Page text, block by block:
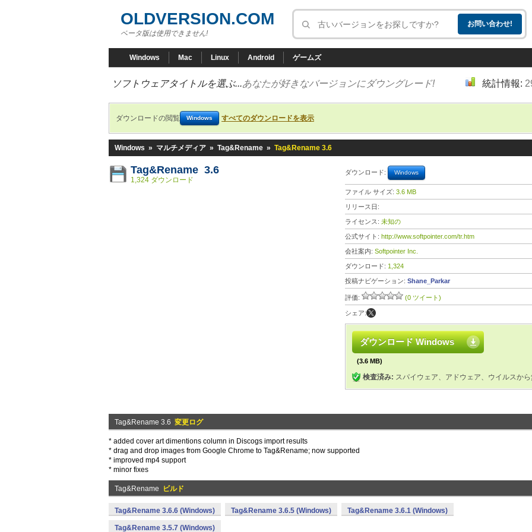
OLDVERSION.COM
ベータ版は使用できません!
Windows Mac Linux Android ゲームズ
ソフトウェアタイトルを選ぶ...あなたが好きなバージョンにダウングレード! 統計情報:
ダウンロードの閲覧 Windows すべてのダウンロードを表示
Windows » マルチメディア » Tag&Rename » Tag&Rename 3.6
Tag&Rename 3.6
1,324 ダウンロード
ダウンロード: Windows
ファイル サイズ: 3.6 MB
リリース日:
ライセンス: 未知の
公式サイト: http://www.softpointer.com/tr.htm
会社案内: Softpointer Inc.
ダウンロード: 1,324
投稿ナビゲーション: Shane_Parkar
評価: (0 ツイート)
シェア:
ダウンロード Windows
(3.6 MB)
検査済み: スパイウェア、アドウェア、ウイルスか
Tag&Rename 3.6 変更ログ
* added cover art dimentions column in Discogs import results
* drag and drop images from Google Chrome to Tag&Rename; now supported
* improved mp4 support
* minor fixes
Tag&Rename ビルド
Tag&Rename 3.6.6 (Windows) Tag&Rename 3.6.5 (Windows) Tag&Rename 3.6.1 (Windows)
Tag&Rename 3.5.7 (Windows)